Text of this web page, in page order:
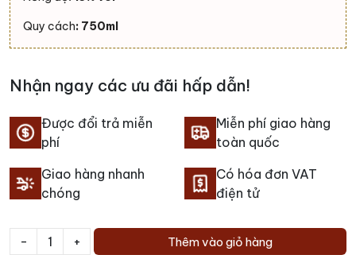
Quy cách: 750ml
Nhận ngay các ưu đãi hấp dẫn!
Được đổi trả miễn
phí
Miễn phí giao hàng
toàn quốc
Giao hàng nhanh
chóng
Có hóa đơn VAT
điện tử
-
Rượu
+ Thêm vào giỏ hàng